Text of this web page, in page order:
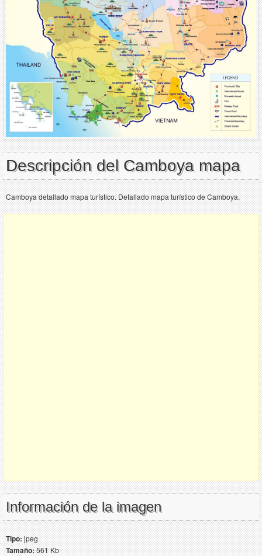
Descripción del Camboya mapa
Camboya detallado mapa turístico. Detallado mapa turístico de Camboya.
Información de la imagen
Tipo:jpeg
Tamaño:561 Kb